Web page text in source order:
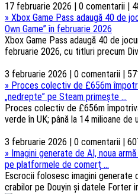
17 februarie 2026 | 0 comentarii |
» Xbox Game Pass adaugă 40 de
Own Game” în februarie 2026
Xbox Game Pass adaugă 40 de
februarie 2026, cu titluri precum
3 februarie 2026 | 0 comentarii |
» Proces colectiv de £656m
„nedrepte” pe Steam primește ...
Proces colectiv de £656m
verde în UK; până la 14 milioane de
3 februarie 2026 | 0 comentarii |
» Imagini generate de AI, noua
pe platformele de comerț ...
Escrocii folosesc imagini generate
crabilor pe Douyin și datele Forter